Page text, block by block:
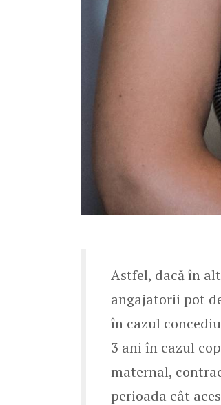
Astfel, dacă în
angajatorii pot
în cazul
3 ani în cazul
maternal,
perioada cât